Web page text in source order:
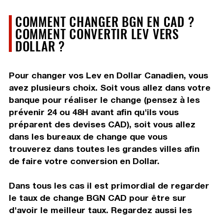
COMMENT CHANGER BGN EN CAD ?
COMMENT CONVERTIR LEV VERS
DOLLAR ?
Pour changer vos Lev en Dollar Canadien, vous
avez plusieurs choix. Soit vous allez dans votre
banque pour réaliser le change (pensez à les
prévenir 24 ou 48H avant afin qu'ils vous
préparent des devises CAD), soit vous allez
dans les bureaux de change que vous
trouverez dans toutes les grandes villes afin
de faire votre conversion en Dollar.
Dans tous les cas il est primordial de regarder
le taux de change BGN CAD pour être sur
d'avoir le meilleur taux. Regardez aussi les